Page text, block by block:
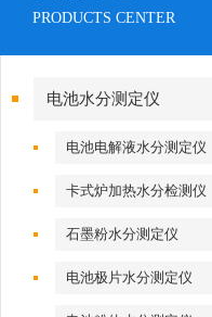
PRODUCTS CENTER
电池水分测定仪
电池电解液水分测定仪
卡式炉加热水分检测仪
石墨粉水分测定仪
电池极片水分测定仪